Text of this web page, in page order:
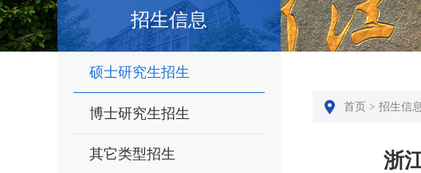
招生信息
硕士研究生招生
博士研究生招生
其它类型招生
首页 > 招生信
浙